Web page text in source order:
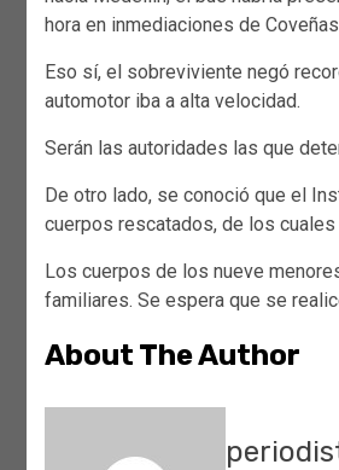
hora en inmediaciones de
Eso sí, el sobreviviente negó
automotor iba a alta velocidad.
Serán las autoridades las que
De otro lado, se conoció que el
cuerpos rescatados, de los
Los cuerpos de los nueve
familiares. Se espera que se
About The Author